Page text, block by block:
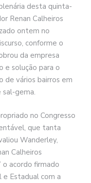
desta quinta-
Renan Calheiros
ontem no
conforme o
da empresa
e solução para o
de vários bairros em
sal-gema.
no Congresso
que tanta
Wanderley,
Calheiros
o acordo firmado
Estadual com a